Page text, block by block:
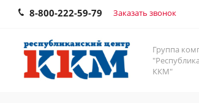
8-800-222-59-79 Заказать звонок
Группа
ККМ"